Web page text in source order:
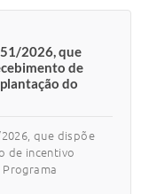
2026, que
de
do
que dispõe
de incentivo